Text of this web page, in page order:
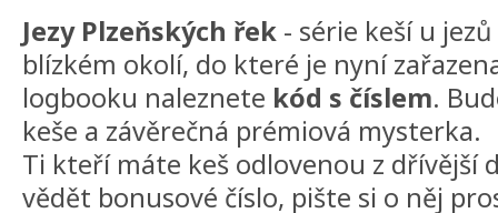
Jezy Plzeňských řek - série keší u
blízkém okolí, do které je nyní
logbooku naleznete kód s číslem.
keše a závěrečná prémiová mysterka.
Ti kteří máte keš odlovenou z dřívější
vědět bonusové číslo, pište si o něj